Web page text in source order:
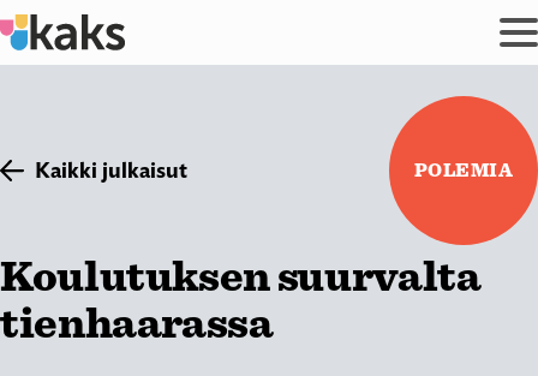
Siirry
sisältöön
Kaikki julkaisut
Koulutuksen suurvalta
tienhaarassa
POLEMIA